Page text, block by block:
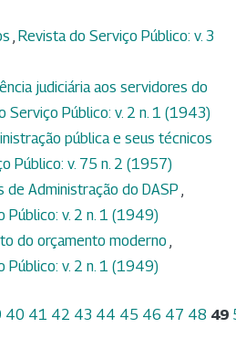
Revista do Serviço Público: v. 3
judiciária aos servidores do
Serviço Público: v. 2 n. 1 (1943)
pública e seus técnicos
Público: v. 75 n. 2 (1957)
de Administração do DASP
Público: v. 2 n. 1 (1949)
do orçamento moderno
Público: v. 2 n. 1 (1949)
40 41 42 43 44 45 46 47 48 49